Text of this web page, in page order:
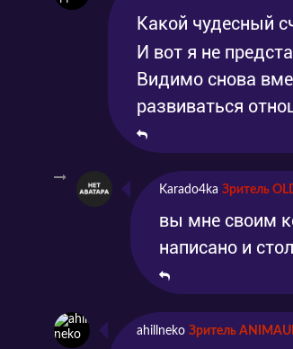
Какой чудесный
И вот я не
Видимо снова
развиваться
Karado4ka Зритель
вы мне своим
написано и
ahillneko Зритель